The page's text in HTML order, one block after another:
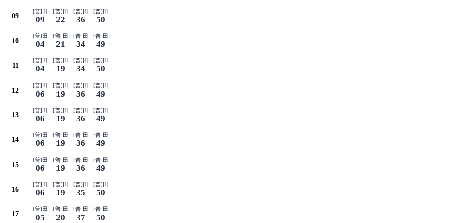
09
[普]田
09
[普]田
22
[普]田
36
[普]田
50
10
[普]田
04
[普]田
21
[普]田
34
[普]田
49
11
[普]田
04
[普]田
19
[普]田
34
[普]田
50
12
[普]田
06
[普]田
19
[普]田
36
[普]田
49
13
[普]田
06
[普]田
19
[普]田
36
[普]田
49
14
[普]田
06
[普]田
19
[普]田
36
[普]田
49
15
[普]田
06
[普]田
19
[普]田
36
[普]田
49
16
[普]田
06
[普]田
19
[普]田
35
[普]田
50
17
[普]田
05
[普]田
20
[普]田
37
[普]田
50